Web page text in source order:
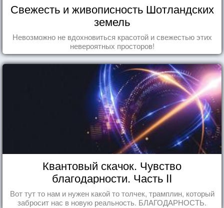
Свежесть и живописность Шотландских
земель
Невозможно не вдохновиться красотой и свежестью этих
невероятных просторов!
Квантовый скачок. Чувство
благодарности. Часть II
Вот тут то нам и нужен какой то толчек, трамплин, который
забросит нас в новую реальность. БЛАГОДАРНОСТЬ.